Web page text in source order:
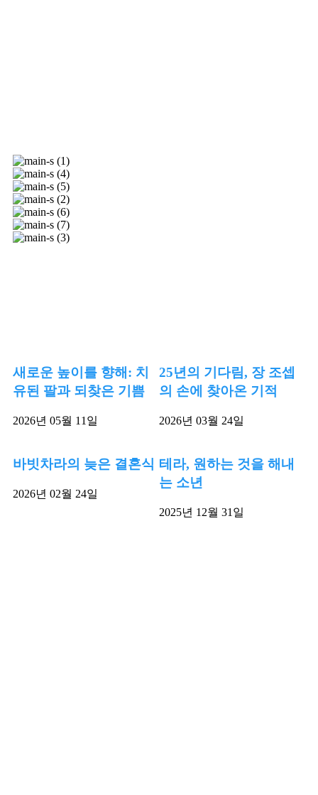
새로운 높이를 향해: 치
유된 팔과 되찾은 기쁨
2026년 05월 11일
25년의 기다림, 장 조셉
의 손에 찾아온 기적
2026년 03월 24일
바빗차라의 늦은 결혼식
2026년 02월 24일
테라, 원하는 것을 해내
는 소년
2025년 12월 31일